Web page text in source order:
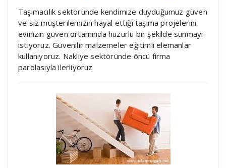
Taşımacılık sektöründe kendimize duyduğumuz güven
ve siz müşterilemizin hayal ettiği taşıma projelerini
evinizin güven ortamında huzurlu bir şekilde sunmayı
istiyoruz. Güvenilir malzemeler eğitimli elemanlar
kullanıyoruz. Nakliye sektöründe öncü firma
parolasıyla ilerliyoruz